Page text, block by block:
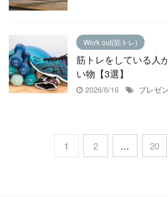
Work out(筋トレ)
筋トレをしている人
い物【3選】
2026/6/16 プレゼ
1 2 … 20